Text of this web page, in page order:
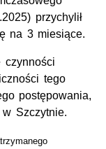
przychylił
na 3 miesiące.
czynności
tego
postępowania,
Szczytnie.